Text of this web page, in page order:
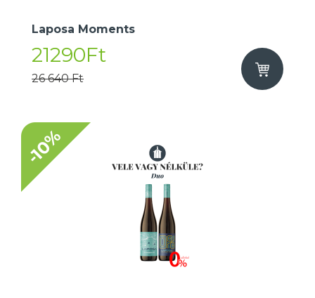
Laposa Moments
21290Ft
26 640 Ft
-10%